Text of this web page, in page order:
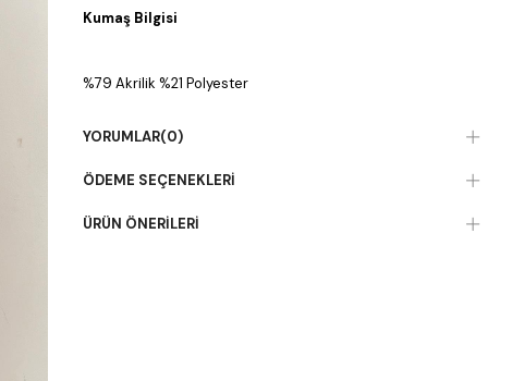
Kumaş Bilgisi
%79 Akrilik %21 Polyester
YORUMLAR(0)
ÖDEME SEÇENEKLERI
ÜRÜN ÖNERILERI